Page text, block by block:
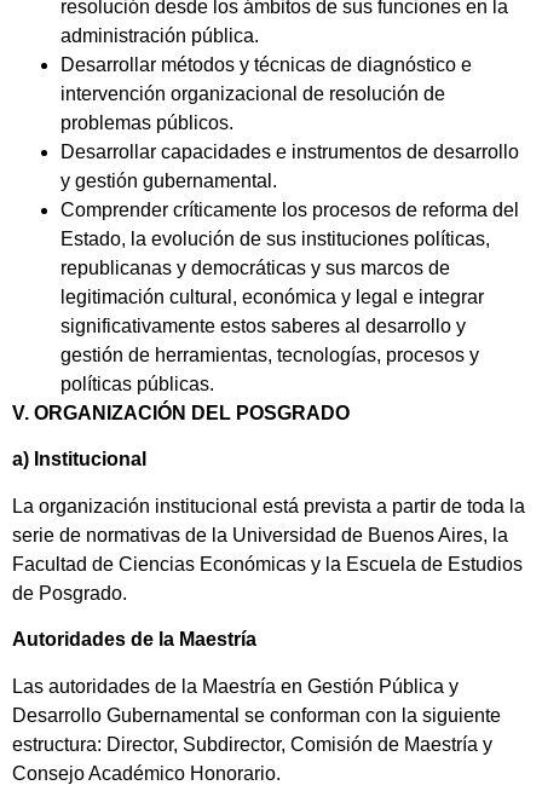
resolución desde los ámbitos de sus funciones en la
administración pública.
Desarrollar métodos y técnicas de diagnóstico e
intervención organizacional de resolución de
problemas públicos.
Desarrollar capacidades e instrumentos de desarrollo
y gestión gubernamental.
Comprender críticamente los procesos de reforma del
Estado, la evolución de sus instituciones políticas,
republicanas y democráticas y sus marcos de
legitimación cultural, económica y legal e integrar
significativamente estos saberes al desarrollo y
gestión de herramientas, tecnologías, procesos y
políticas públicas.
V. ORGANIZACIÓN DEL POSGRADO
a) Institucional
La organización institucional está prevista a partir de toda la
serie de normativas de la Universidad de Buenos Aires, la
Facultad de Ciencias Económicas y la Escuela de Estudios
de Posgrado.
Autoridades de la Maestría
Las autoridades de la Maestría en Gestión Pública y
Desarrollo Gubernamental se conforman con la siguiente
estructura: Director, Subdirector, Comisión de Maestría y
Consejo Académico Honorario.